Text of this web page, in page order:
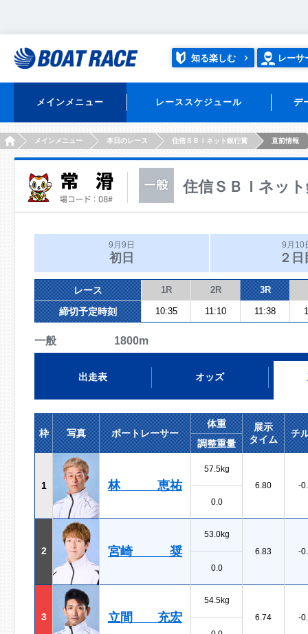
知る楽しむ レーサ
メインメニュー レーススケジュール デ
HOMEメインメニュー 本日のレース 住信ＳＢＩネット銀行賞 直前情報
住信ＳＢＩネッ
9月9日
初日
9月10
２日
レース 1R 2R 3R
締切予定時刻 10:35 11:10 11:38
一般 1800m
出走表 オッズ
枠 写真 ボートレーサー
体重
展示
タイム
チ
調整重量
1 林 恵祐
57.5kg
6.80
-
0.0
2 宮崎 奨
53.0kg
6.83
-
0.0
3 立間 充宏
54.5kg
6.74
-